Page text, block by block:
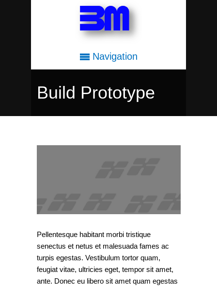
Navigation
Build Prototype
Pellentesque habitant morbi tristique
senectus et netus et malesuada fames ac
turpis egestas. Vestibulum tortor quam,
feugiat vitae, ultricies eget, tempor sit amet,
ante. Donec eu libero sit amet quam egestas